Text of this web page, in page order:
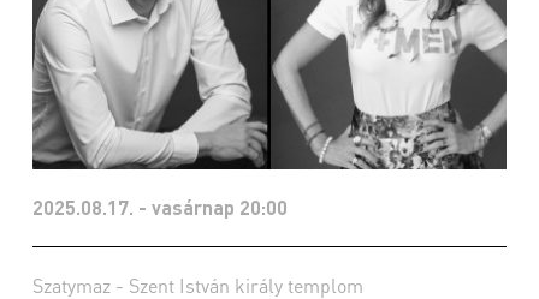
2025.08.17. - vasárnap 20:00
Szatymaz - Szent István király templom